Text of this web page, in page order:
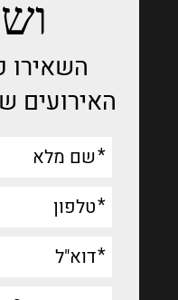
השאירו
האירועים
אנא
את